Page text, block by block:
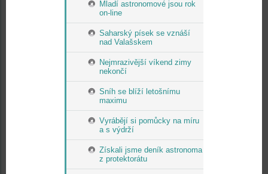
Mladí astronomové jsou rok
on-line
Saharský písek se vznáší
nad Valašskem
Nejmrazivější víkend zimy
nekončí
Sníh se blíží letošnímu
maximu
Vyrábějí si pomůcky na míru
a s výdrží
Získali jsme deník astronoma
z protektorátu